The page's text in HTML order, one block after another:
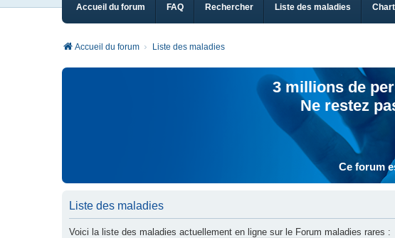
Accueil du forum FAQ Rechercher Liste des maladies
Accueil du forum Liste des maladies
3 millions de
Ne restez
Ce forum
Liste des maladies
Voici la liste des maladies actuellement en ligne sur le Forum maladies rares :